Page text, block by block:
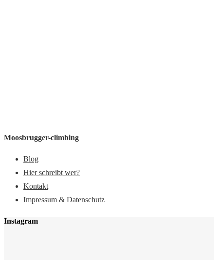
Moosbrugger-climbing
Blog
Hier schreibt wer?
Kontakt
Impressum & Datenschutz
Instagram